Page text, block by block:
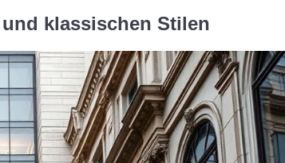
klassischen Stilen